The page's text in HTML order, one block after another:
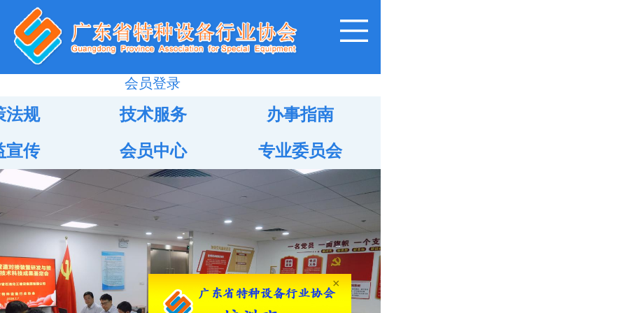
会员登录
法规 技术服务
办事指南
宣传
会员中心 专业委员会
×